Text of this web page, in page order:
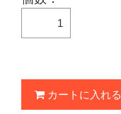
カートに入れる